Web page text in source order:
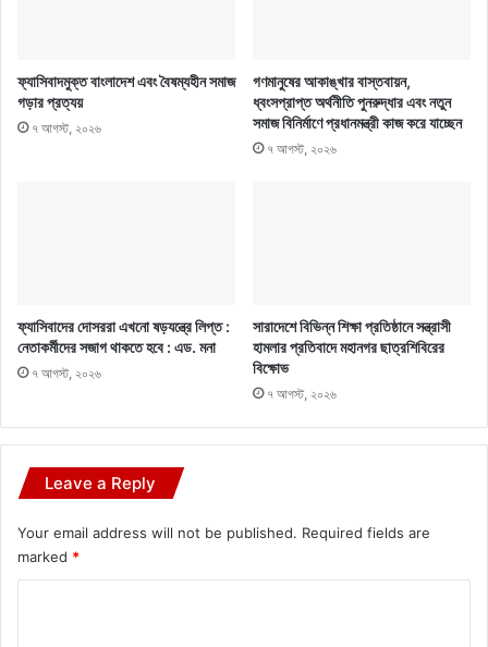
ফ্যাসিবাদমুক্ত বাংলাদেশ এবং বৈষম্যহীন সমাজ
গড়ার প্রত্যয়
৭ আগস্ট, ২০২৬
গণমানুষের আকাঙ্খার বাস্তবায়ন,
ধ্বংসপ্রাপ্ত অর্থনীতি পুনরুদ্ধার এবং নতুন
সমাজ বিনির্মাণে প্রধানমন্ত্রী কাজ করে যাচ্ছেন
৭ আগস্ট, ২০২৬
ফ্যাসিবাদের দোসররা এখনো ষড়যন্ত্রে লিপ্ত :
নেতাকর্মীদের সজাগ থাকতে হবে : এড. মনা
৭ আগস্ট, ২০২৬
সারাদেশে বিভিন্ন শিক্ষা প্রতিষ্ঠানে সন্ত্রাসী
হামলার প্রতিবাদে মহানগর ছাত্রশিবিরের
বিক্ষোভ
৭ আগস্ট, ২০২৬
Leave a Reply
Your email address will not be published. Required fields are
marked *